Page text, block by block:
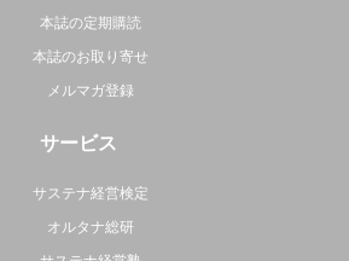
本誌の定期購読
本誌のお取り寄せ
メルマガ登録
サービス
サステナ経営検定
オルタナ総研